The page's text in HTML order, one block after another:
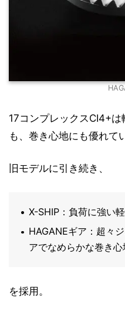
17コンプレックスCI4+
も、巻き心地にも優れて
旧モデルに引き続き、
X-SHIP：負荷に強い
HAGANEギア：超々
アでなめらかな巻き
を採用。